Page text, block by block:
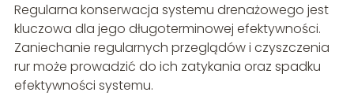
Regularna konserwacja systemu drenażowego jest
kluczowa dla jego długoterminowej efektywności.
Zaniechanie regularnych przeglądów i czyszczenia
rur może prowadzić do ich zatykania oraz spadku
efektywności systemu.